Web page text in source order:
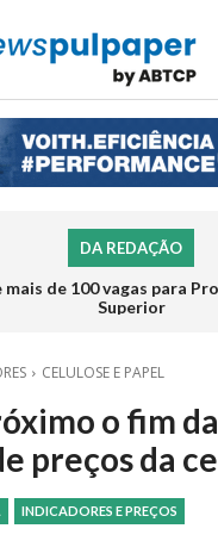
DA REDAÇÃO
mais de 100 vagas para
Superior
CELULOSE E PAPEL
o fim
preços da
INDICADORES E PREÇOS